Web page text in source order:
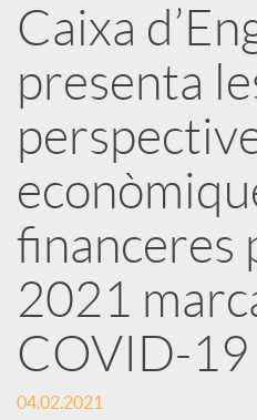
b
l
i
c
a
d
Caixa
presenta
financeres
2021
COVID-19
04.02.2021